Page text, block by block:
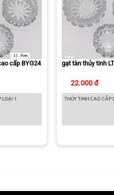
cấp BYG24
LOẠI 1
gạt tàn thủy tinh
22.000 đ
THỦY TINH CAO CẤP